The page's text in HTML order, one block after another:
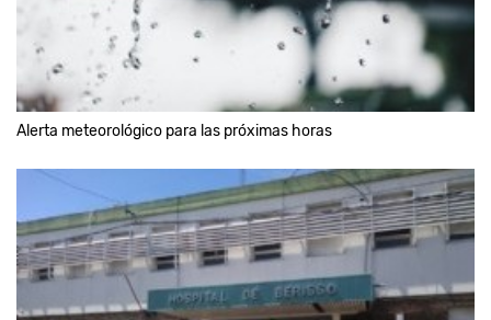
Alerta meteorológico para las próximas horas